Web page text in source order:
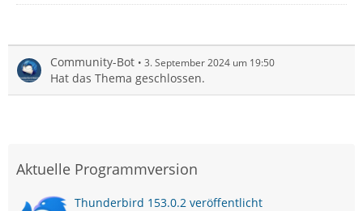
Community-Bot 3. September 2024 um 19:50
Hat das Thema geschlossen.
Aktuelle Programmversion
Thunderbird 153.0.2 veröffentlicht